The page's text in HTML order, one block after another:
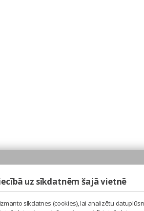
uz sīkdatnēm šajā vietnē
sīkdatnes (cookies), lai analizētu